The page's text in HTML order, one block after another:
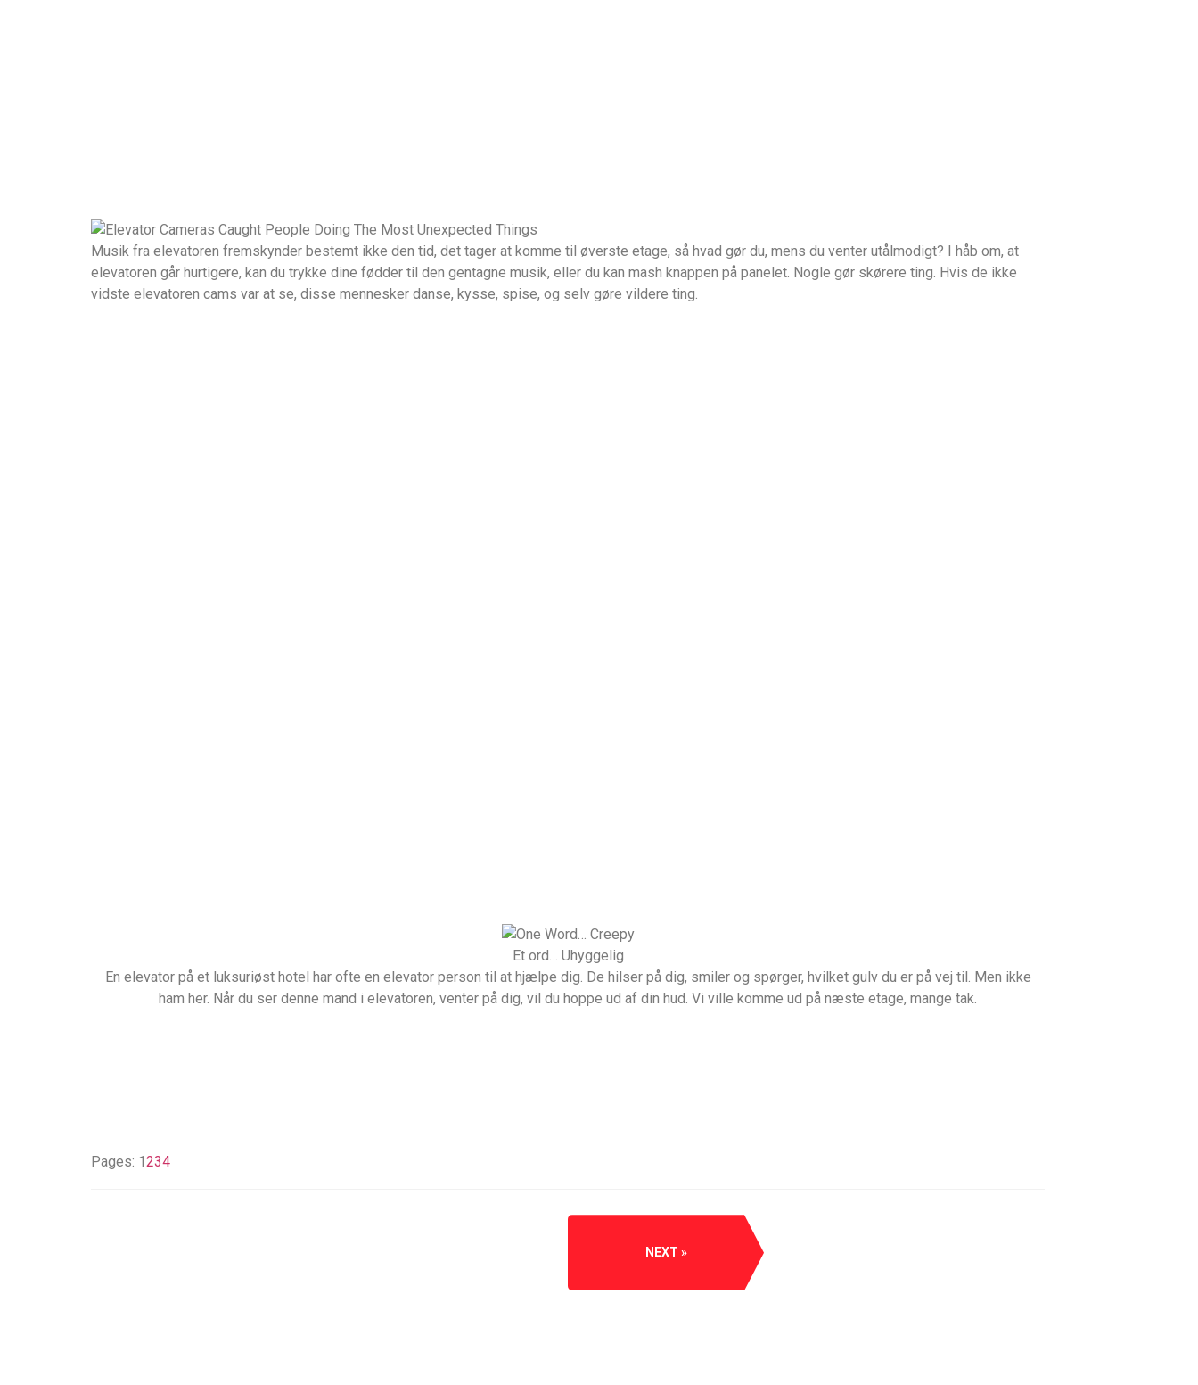
Musik fra elevatoren fremskynder bestemt ikke den tid, det tager at komme til øverste etage, så hvad gør du, mens du venter utålmodigt? I håb om, at
elevatoren går hurtigere, kan du trykke dine fødder til den gentagne musik, eller du kan mash knappen på panelet. Nogle gør skørere ting. Hvis de ikke
vidste elevatoren cams var at se, disse mennesker danse, kysse, spise, og selv gøre vildere ting.
Et ord… Uhyggelig
En elevator på et luksuriøst hotel har ofte en elevator person til at hjælpe dig. De hilser på dig, smiler og spørger, hvilket gulv du er på vej til. Men ikke
ham her. Når du ser denne mand i elevatoren, venter på dig, vil du hoppe ud af din hud. Vi ville komme ud på næste etage, mange tak.
Pages: 1 234
NEXT